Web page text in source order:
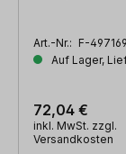
Art.-Nr.: F-497169
Auf Lager,
72,04 €
inkl. MwSt. zzgl.
Versandkosten